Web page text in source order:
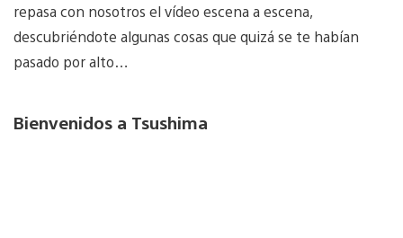
repasa con nosotros el vídeo escena a escena,
descubriéndote algunas cosas que quizá se te habían
pasado por alto…
Bienvenidos a Tsushima